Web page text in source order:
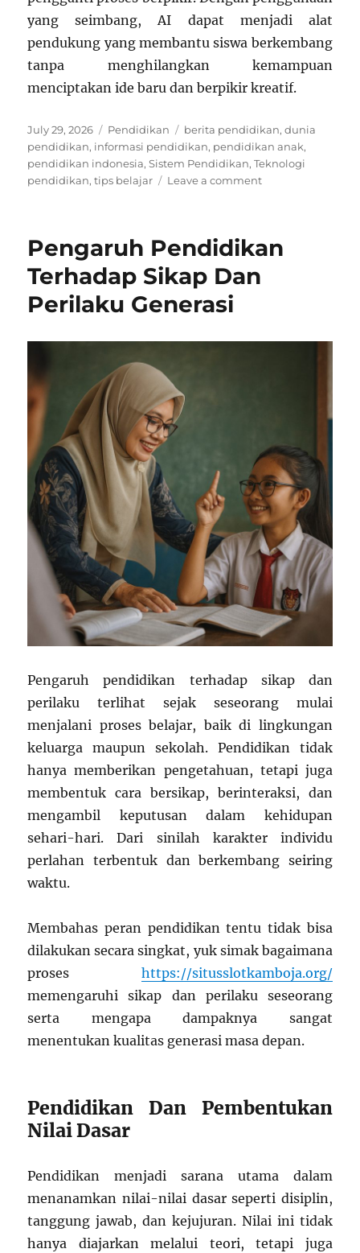
yang seimbang, AI dapat menjadi alat
pendukung yang membantu siswa berkembang
tanpa menghilangkan kemampuan
menciptakan ide baru dan berpikir kreatif.
Posted
on
July 29, 2026 Categories
Pendidikan Tags
berita pendidikan,dunia
pendidikan, informasi pendidikan, pendidikan anak,
pendidikan indonesia,Sistem Pendidikan,Teknologi
pendidikan,tips belajar Leave a commenton
untuk
Pengaruh Pendidikan
Terhadap Sikap Dan
Perilaku Generasi
Pengaruh pendidikan terhadap sikap dan
perilaku terlihat sejak seseorang mulai
menjalani proses belajar, baik di lingkungan
keluarga maupun sekolah. Pendidikan tidak
hanya memberikan pengetahuan, tetapi juga
membentuk cara bersikap, berinteraksi, dan
mengambil keputusan dalam kehidupan
sehari-hari. Dari sinilah karakter individu
perlahan terbentuk dan berkembang seiring
waktu.
Membahas peran pendidikan tentu tidak bisa
dilakukan secara singkat, yuk simak bagaimana
proses https://situsslotkamboja.org/
memengaruhi sikap dan perilaku seseorang
serta mengapa dampaknya sangat
menentukan kualitas generasi masa depan.
Pendidikan Dan Pembentukan
Nilai Dasar
Pendidikan menjadi sarana utama dalam
menanamkan nilai-nilai dasar seperti disiplin,
tanggung jawab, dan kejujuran. Nilai ini tidak
hanya diajarkan melalui teori, tetapi juga